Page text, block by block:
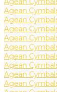
Agean
Agean
Agean
Agean
Agean
Agean
Agean
Agean
Agean